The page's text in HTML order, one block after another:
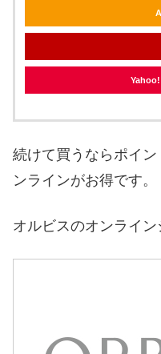
続けて買うならポイ
ンラインがお得です。
オルビスのオンライ